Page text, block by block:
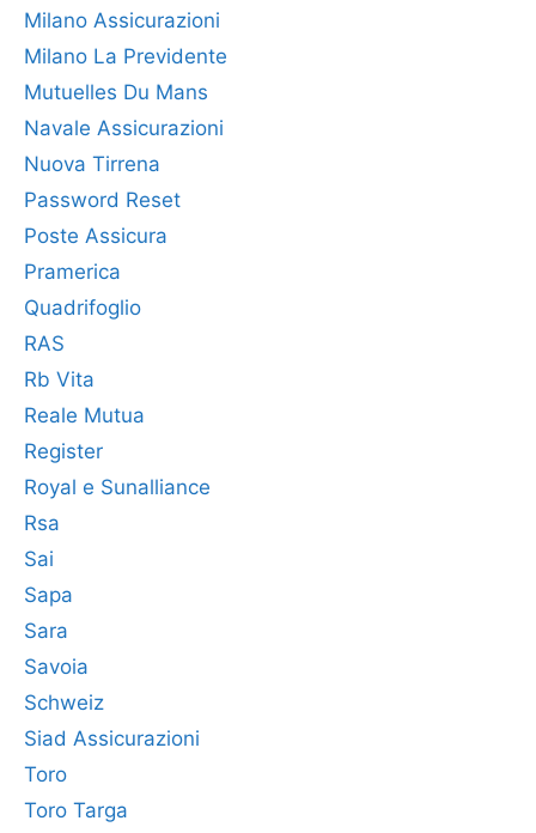
Milano Assicurazioni
Milano La Previdente
Mutuelles Du Mans
Navale Assicurazioni
Nuova Tirrena
Password Reset
Poste Assicura
Pramerica
Quadrifoglio
RAS
Rb Vita
Reale Mutua
Register
Royal e Sunalliance
Rsa
Sai
Sapa
Sara
Savoia
Schweiz
Siad Assicurazioni
Toro
Toro Targa